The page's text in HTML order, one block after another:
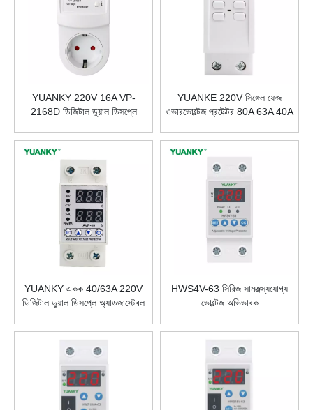
YUANKY 220V 16A VP-
2168D ডিজিটাল ডুয়াল ডিসপ্লে
YUANKE 220V সিঙ্গেল ফেজ
ওভারভোল্টেজ প্রটেক্টর 80A 63A 40A
YUANKY একক 40/63A 220V
ডিজিটাল ডুয়াল ডিসপ্লে অ্যাডজাস্টেবল
HWS4V-63 সিরিজ সামঞ্জস্যযোগ্য
ভোল্টেজ অভিভাবক